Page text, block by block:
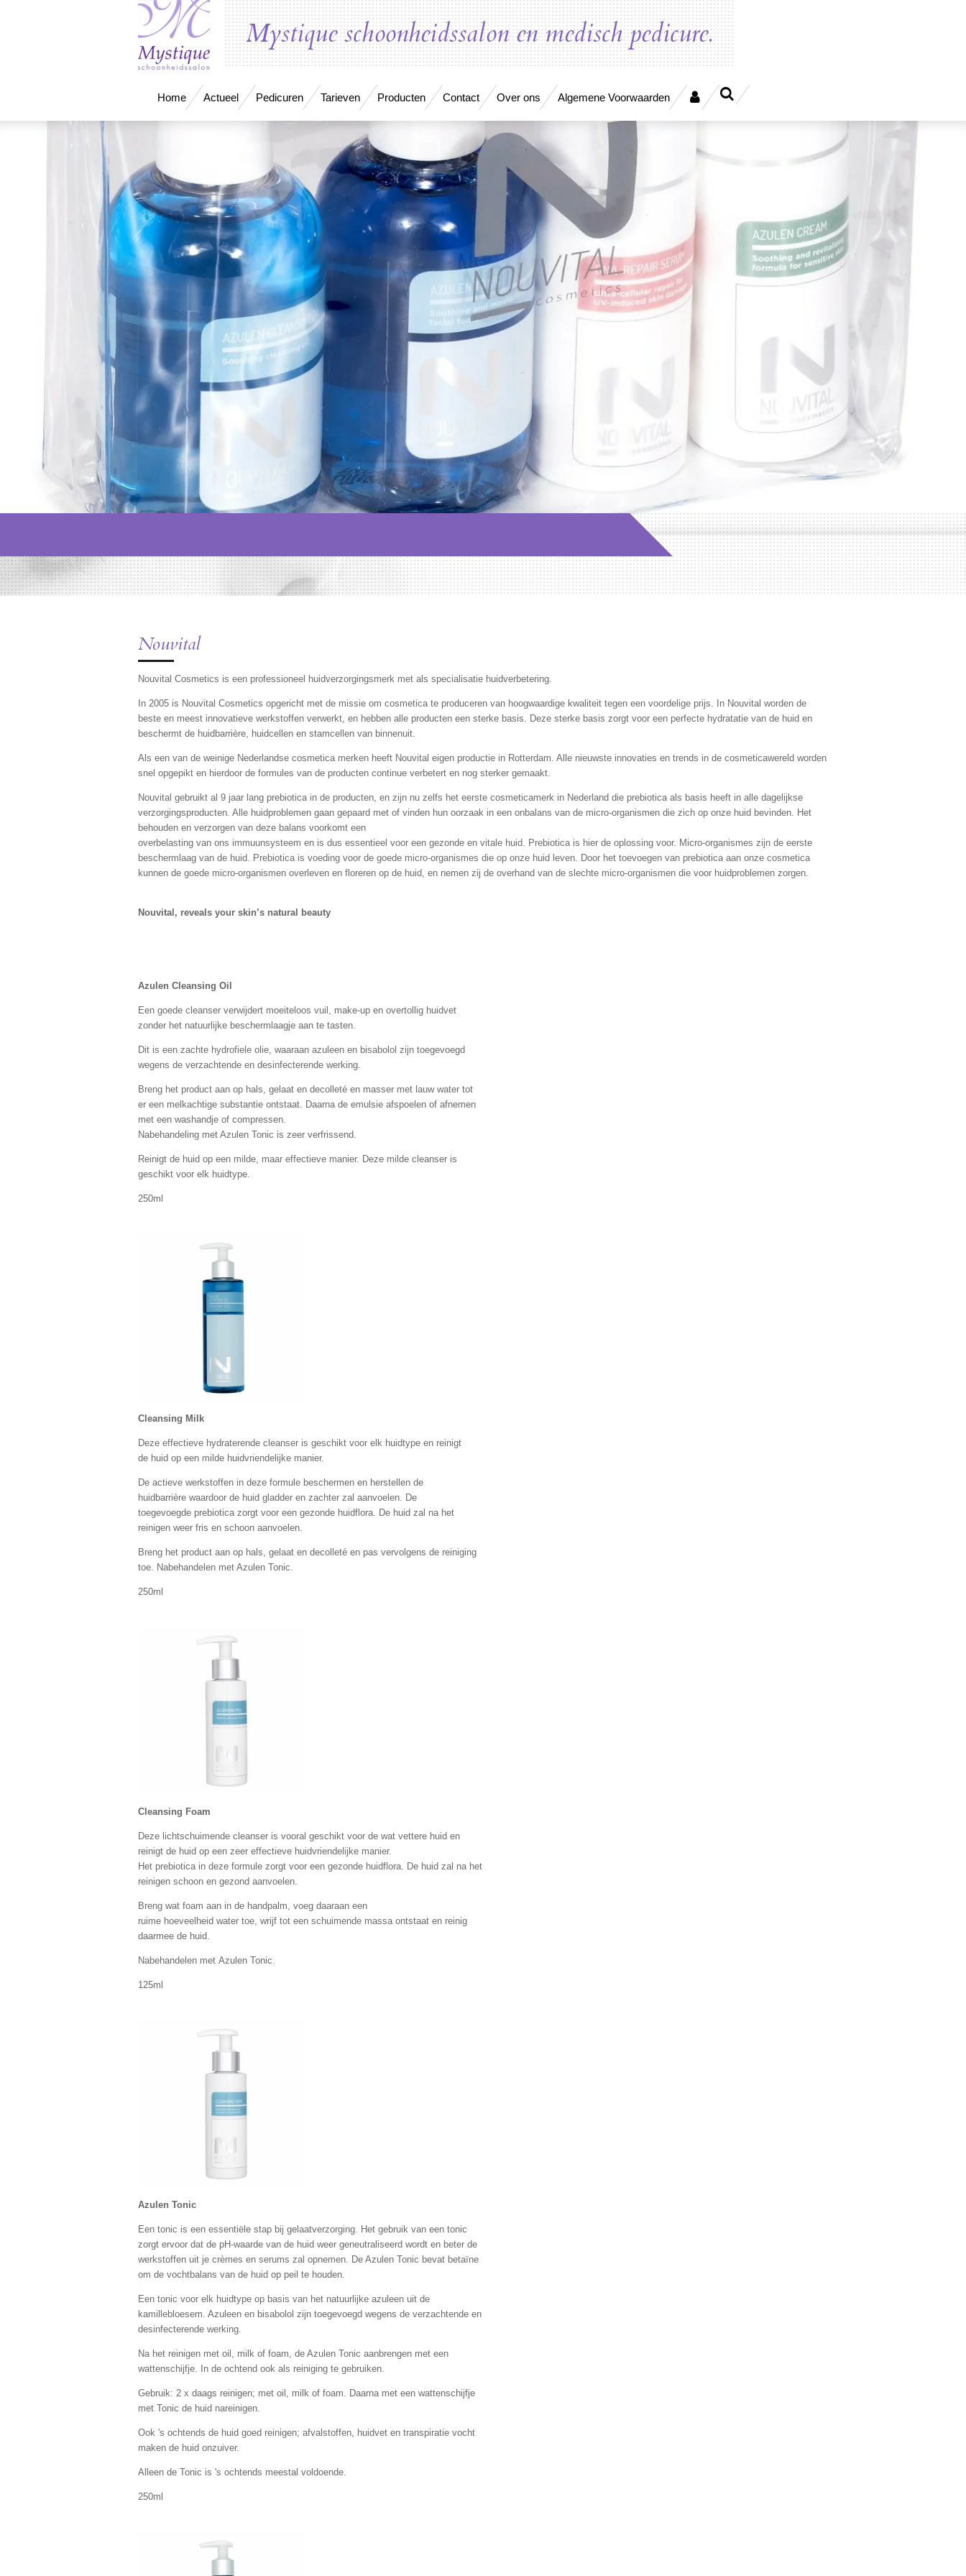
Mystique schoonheidssalon en medisch pedicure.
Home Actueel Pedicuren Tarieven Producten Contact Over ons Algemene Voorwaarden
Nouvital
Nouvital Cosmetics is een professioneel huidverzorgingsmerk met als specialisatie huidverbetering.
In 2005 is Nouvital Cosmetics opgericht met de missie om cosmetica te produceren van hoogwaardige kwaliteit tegen een voordelige prijs. In Nouvital worden de
beste en meest innovatieve werkstoffen verwerkt, en hebben alle producten een sterke basis. Deze sterke basis zorgt voor een perfecte hydratatie van de huid en
beschermt de huidbarrière, huidcellen en stamcellen van binnenuit.
Als een van de weinige Nederlandse cosmetica merken heeft Nouvital eigen productie in Rotterdam. Alle nieuwste innovaties en trends in de cosmeticawereld worden
snel opgepikt en hierdoor de formules van de producten continue verbetert en nog sterker gemaakt.
Nouvital gebruikt al 9 jaar lang prebiotica in de producten, en zijn nu zelfs het eerste cosmeticamerk in Nederland die prebiotica als basis heeft in alle dagelijkse
verzorgingsproducten. Alle huidproblemen gaan gepaard met of vinden hun oorzaak in een onbalans van de micro-organismen die zich op onze huid bevinden. Het
behouden en verzorgen van deze balans voorkomt een
overbelasting van ons immuunsysteem en is dus essentieel voor een gezonde en vitale huid. Prebiotica is hier de oplossing voor. Micro-organismes zijn de eerste
beschermlaag van de huid. Prebiotica is voeding voor de goede micro-organismes die op onze huid leven. Door het toevoegen van prebiotica aan onze cosmetica
kunnen de goede micro-organismen overleven en floreren op de huid, en nemen zij de overhand van de slechte micro-organismen die voor huidproblemen zorgen.
Nouvital, reveals your skin’s natural beauty
Azulen Cleansing Oil
Een goede cleanser verwijdert moeiteloos vuil, make-up en overtollig huidvet
zonder het natuurlijke beschermlaagje aan te tasten.
Dit is een zachte hydrofiele olie, waaraan azuleen en bisabolol zijn toegevoegd
wegens de verzachtende en desinfecterende werking.
Breng het product aan op hals, gelaat en decolleté en masser met lauw water tot
er een melkachtige substantie ontstaat. Daarna de emulsie afspoelen of afnemen
met een washandje of compressen.
Nabehandeling met Azulen Tonic is zeer verfrissend.
Reinigt de huid op een milde, maar effectieve manier. Deze milde cleanser is
geschikt voor elk huidtype.
250ml
Cleansing Milk
Deze effectieve hydraterende cleanser is geschikt voor elk huidtype en reinigt
de huid op een milde huidvriendelijke manier.
De actieve werkstoffen in deze formule beschermen en herstellen de
huidbarrière waardoor de huid gladder en zachter zal aanvoelen. De
toegevoegde prebiotica zorgt voor een gezonde huidflora. De huid zal na het
reinigen weer fris en schoon aanvoelen.
Breng het product aan op hals, gelaat en decolleté en pas vervolgens de reiniging
toe. Nabehandelen met Azulen Tonic.
250ml
Cleansing Foam
Deze lichtschuimende cleanser is vooral geschikt voor de wat vettere huid en
reinigt de huid op een zeer effectieve huidvriendelijke manier.
Het prebiotica in deze formule zorgt voor een gezonde huidflora. De huid zal na het
reinigen schoon en gezond aanvoelen.
Breng wat foam aan in de handpalm, voeg daaraan een
ruime hoeveelheid water toe, wrijf tot een schuimende massa ontstaat en reinig
daarmee de huid.
Nabehandelen met Azulen Tonic.
125ml
Azulen Tonic
Een tonic is een essentiële stap bij gelaatverzorging. Het gebruik van een tonic
zorgt ervoor dat de pH-waarde van de huid weer geneutraliseerd wordt en beter de
werkstoffen uit je crèmes en serums zal opnemen. De Azulen Tonic bevat betaïne
om de vochtbalans van de huid op peil te houden.
Een tonic voor elk huidtype op basis van het natuurlijke azuleen uit de
kamillebloesem. Azuleen en bisabolol zijn toegevoegd wegens de verzachtende en
desinfecterende werking.
Na het reinigen met oil, milk of foam, de Azulen Tonic aanbrengen met een
wattenschijfje. In de ochtend ook als reiniging te gebruiken.
Gebruik: 2 x daags reinigen; met oil, milk of foam. Daarna met een wattenschijfje
met Tonic de huid nareinigen.
Ook 's ochtends de huid goed reinigen; afvalstoffen, huidvet en transpiratie vocht
maken de huid onzuiver.
Alleen de Tonic is 's ochtends meestal voldoende.
250ml